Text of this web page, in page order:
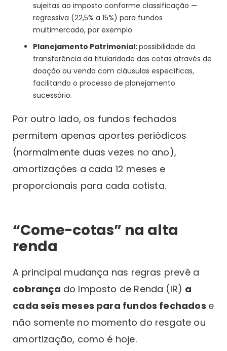
sujeitas ao imposto conforme classificação —
regressiva (22,5% a 15%) para fundos
multimercado, por exemplo.
Planejamento Patrimonial:possibilidade da
transferência da titularidade das cotas através de
doação ou venda com cláusulas específicas,
facilitando o processo de planejamento
sucessório.
Por outro lado, os fundos fechados
permitem apenas aportes periódicos
(normalmente duas vezes no ano),
amortizações a cada 12 meses e
proporcionais para cada cotista.
“Come-cotas” na alta
renda
A principal mudança nas regras prevê a
cobrança do Imposto de Renda (IR) a
cada seis meses para fundos fechados e
não somente no momento do resgate ou
amortização, como é hoje.